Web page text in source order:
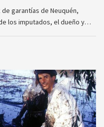
garantías de Neuquén,
los imputados, el dueño y…